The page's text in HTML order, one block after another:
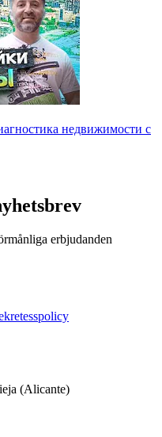
недвижимости с
erbjudanden
(Alicante)